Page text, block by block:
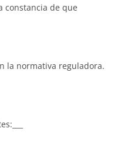
constancia de que
la normativa reguladora.